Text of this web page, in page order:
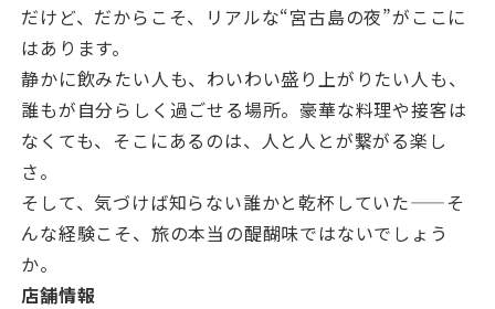
だけど、だからこそ、リアルな“宮古島の夜”がここに
はあります。
静かに飲みたい人も、わいわい盛り上がりたい人も、
誰もが自分らしく過ごせる場所。豪華な料理や接客は
なくても、そこにあるのは、人と人とが繋がる楽し
さ。
そして、気づけば知らない誰かと乾杯していた——そ
んな経験こそ、旅の本当の醍醐味ではないでしょう
か。
店舗情報